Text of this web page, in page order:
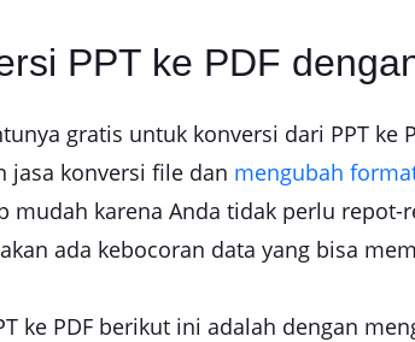
PPT ke PDF
gratis untuk konversi dari PPT
jasa konversi file dan mengubah
mudah karena Anda tidak perlu
ada kebocoran data yang bisa
ke PDF berikut ini adalah dengan